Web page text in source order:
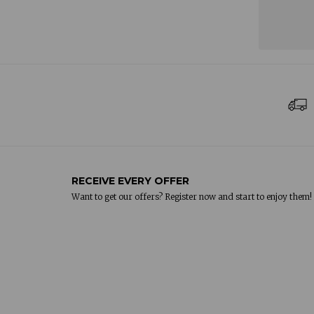
RECEIVE EVERY OFFER
Want to get our offers? Register now and start to enjoy them!